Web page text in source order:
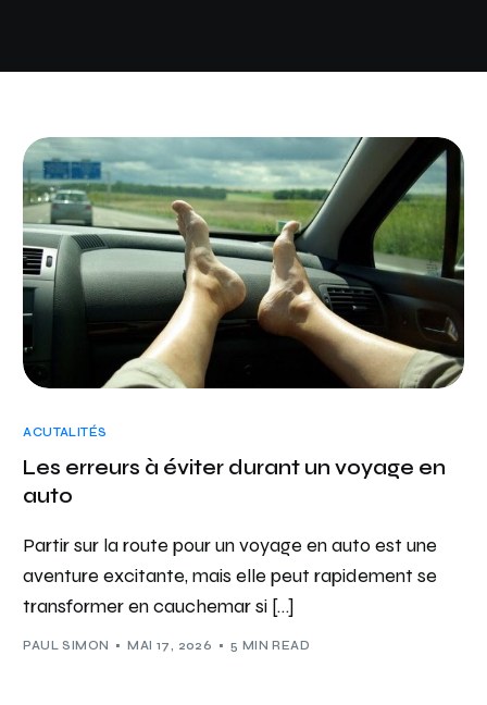
ACUTALITÉS
Les erreurs à éviter durant un voyage en
auto
Partir sur la route pour un voyage en auto est une
aventure excitante, mais elle peut rapidement se
transformer en cauchemar si […]
PAUL SIMON MAI 17, 2026 5 MIN READ